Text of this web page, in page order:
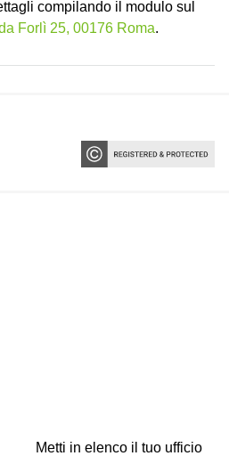
compilando il modulo sul
Forlì 25, 00176 Roma.
Metti in elenco il tuo ufficio